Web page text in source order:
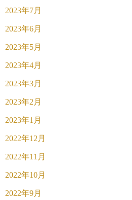
2023年7月
2023年6月
2023年5月
2023年4月
2023年3月
2023年2月
2023年1月
2022年12月
2022年11月
2022年10月
2022年9月